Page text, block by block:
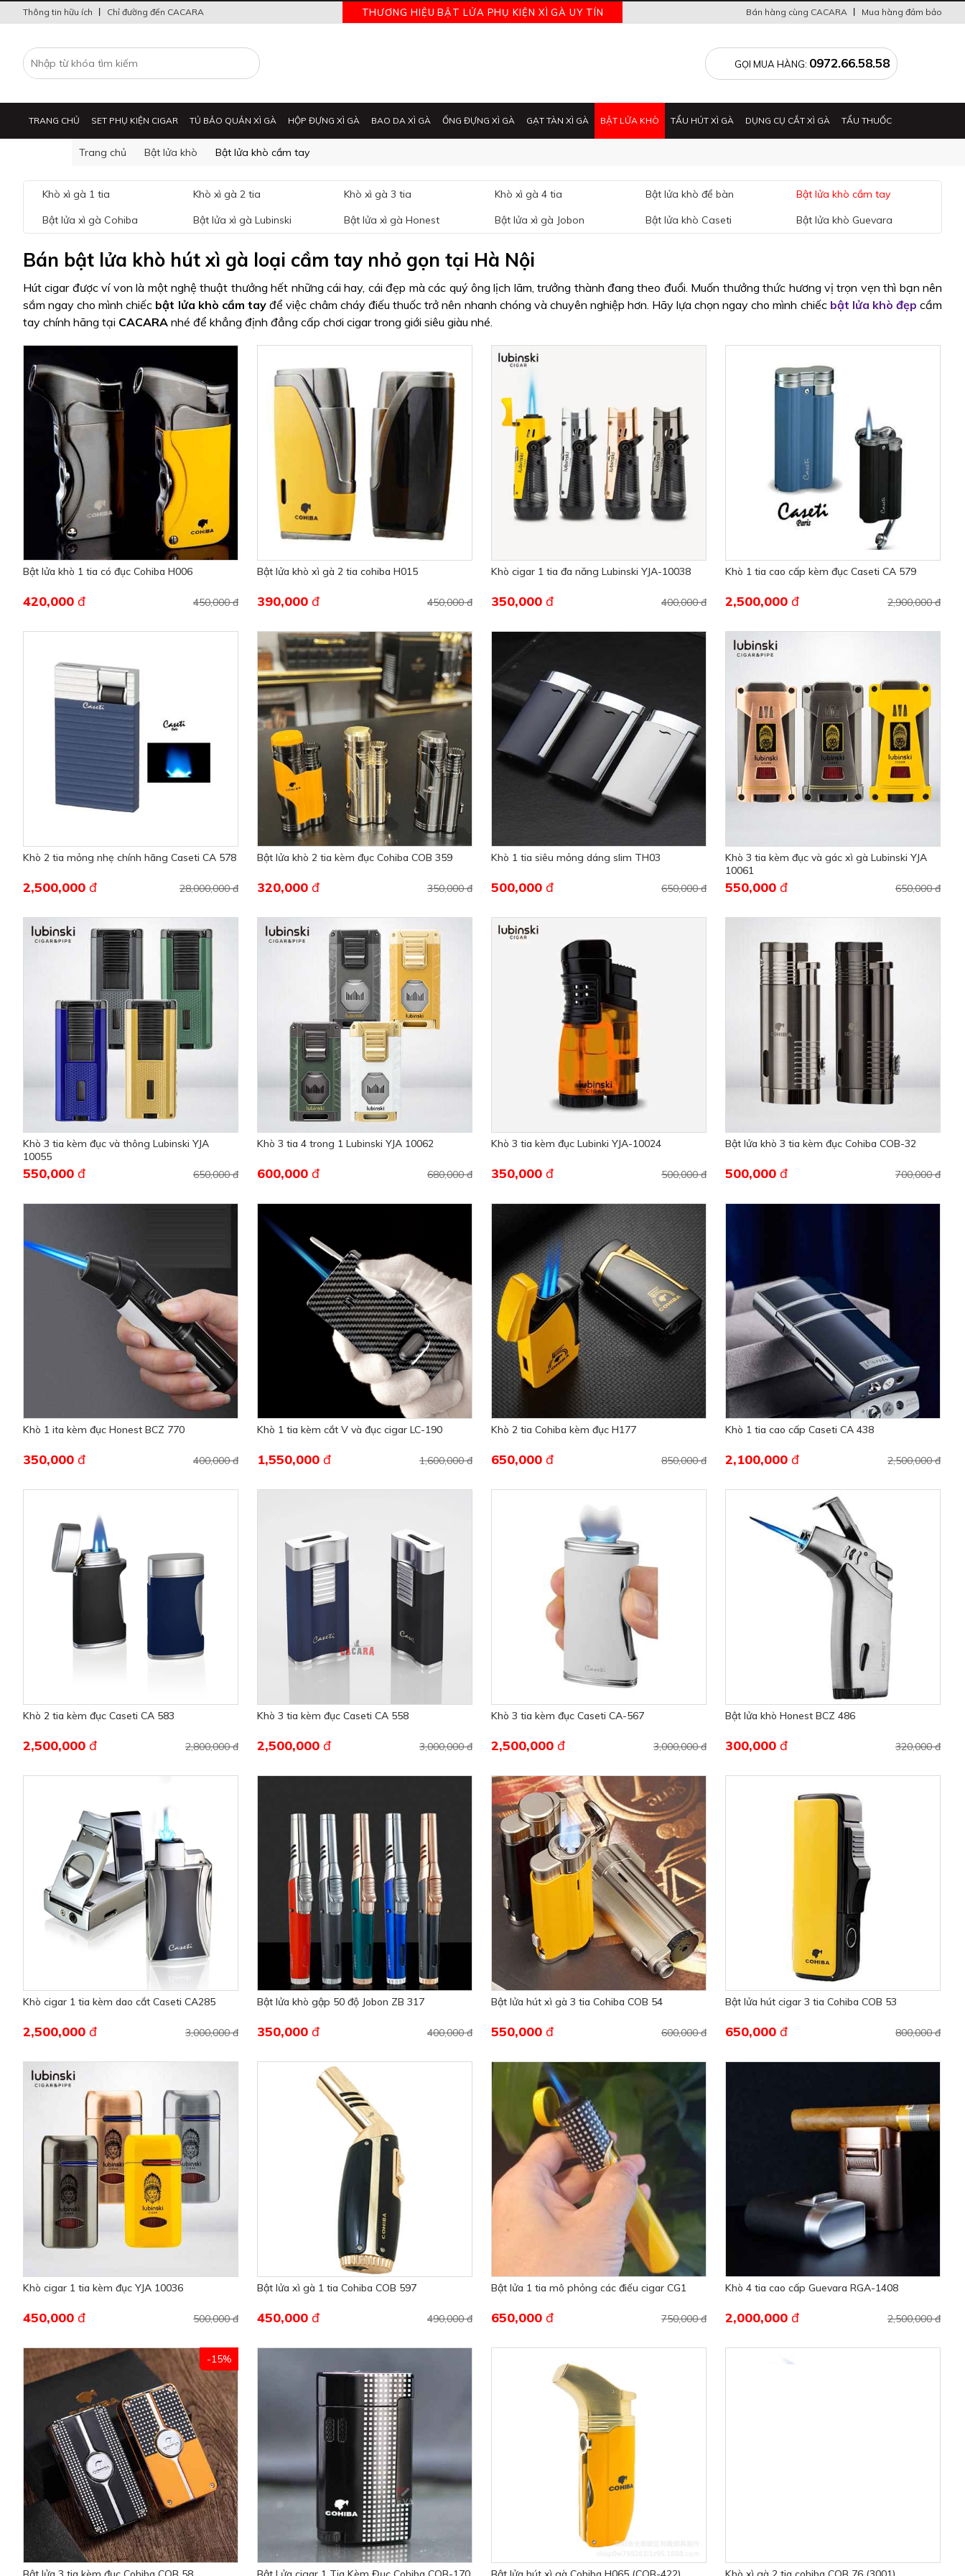
THƯƠNG HIỆU BẬT LỬA PHỤ KIỆN XÌ GÀ UY TÍN Mua hàng đảm bảo
Bán hàng cùng CACARA
Thông tin hữu ích Chỉ đường đến CACARA
GỌI MUA HÀNG: 0972.66.58.58
TRANG CHỦ SET PHỤ KIỆN CIGAR TỦ BẢO QUẢN XÌ GÀ HỘP ĐỰNG XÌ GÀ BAO DA XÌ GÀ ỐNG ĐỰNG XÌ GÀ GẠT TÀN XÌ GÀ BẬT LỬA KHÒ TẨU HÚT XÌ GÀ DỤNG CỤ CẮT XÌ GÀ TẨU THUỐC
Trang chủ Bật lửa khò Bật lửa khò cầm tay
Khò xì gà 1 tia Khò xì gà 2 tia Khò xì gà 3 tia Khò xì gà 4 tia Bật lửa khò để bàn
Bật lửa khò cầm tay
Bật lửa xì gà Cohiba
Bật lửa xì gà Lubinski Bật lửa xì gà Honest Bật lửa xì gà Jobon Bật lửa khò Caseti Bật lửa khò Guevara
Bán bật lửa khò hút xì gà loại cầm tay nhỏ gọn tại Hà Nội
Hút cigar được ví von là một nghệ thuật thưởng hết những cái hay, cái đẹp mà các quý ông lịch lãm, trưởng thành đang theo đuổi. Muốn thưởng thức hương vị trọn vẹn thì bạn nên
sắm ngay cho mình chiếc bật lửa khò cầm tayđể việc châm cháy điếu thuốc trở nên nhanh chóng và chuyên nghiệp hơn. Hãy lựa chọn ngay cho mình chiếc bật lửa khò đẹp cầm
tay chính hãng tại CACARA nhé để khẳng định đẳng cấp chơi cigar trong giới siêu giàu nhé.
Bật lửa khò 1 tia có đục Cohiba H006
450,000 đ
420,000 đ
Bật lửa khò xì gà 2 tia cohiba H015
450,000 đ
390,000 đ
Khò cigar 1 tia đa năng Lubinski YJA-10038
400,000 đ
350,000 đ
Khò 1 tia cao cấp kèm đục Caseti CA 579
2,900,000 đ
2,500,000 đ
Khò 2 tia mỏng nhẹ chính hãng Caseti CA 578
28,000,000 đ
2,500,000 đ
Bật lửa khò 2 tia kèm đục Cohiba COB 359
350,000 đ
320,000 đ
Khò 1 tia siêu mỏng dáng slim TH03
650,000 đ
500,000 đ
Khò 3 tia kèm đục và gác xì gà Lubinski YJA
10061
650,000 đ
550,000 đ
Khò 3 tia kèm đục và thông Lubinski YJA
10055
650,000 đ
550,000 đ
Khò 3 tia 4 trong 1 Lubinski YJA 10062
680,000 đ
600,000 đ
Khò 3 tia kèm đục Lubinki YJA-10024
500,000 đ
350,000 đ
Bật lửa khò 3 tia kèm đục Cohiba COB-32
700,000 đ
500,000 đ
Khò 1 ita kèm đục Honest BCZ 770
400,000 đ
350,000 đ
Khò 1 tia kèm cắt V và đục cigar LC-190
1,600,000 đ
1,550,000 đ
Khò 2 tia Cohiba kèm đục H177
850,000 đ
650,000 đ
Khò 1 tia cao cấp Caseti CA 438
2,500,000 đ
2,100,000 đ
Khò 2 tia kèm đục Caseti CA 583
2,800,000 đ
2,500,000 đ
Khò 3 tia kèm đục Caseti CA 558
3,000,000 đ
2,500,000 đ
Khò 3 tia kèm đục Caseti CA-567
3,000,000 đ
2,500,000 đ
Bật lửa khò Honest BCZ 486
320,000 đ
300,000 đ
Khò cigar 1 tia kèm dao cắt Caseti CA285
3,000,000 đ
2,500,000 đ
Bật lửa khò gập 50 độ Jobon ZB 317
400,000 đ
350,000 đ
Bật lửa hút xì gà 3 tia Cohiba COB 54
600,000 đ
550,000 đ
Bật lửa hút cigar 3 tia Cohiba COB 53
800,000 đ
650,000 đ
Khò cigar 1 tia kèm đục YJA 10036
500,000 đ
450,000 đ
Bật lửa xì gà 1 tia Cohiba COB 597
490,000 đ
450,000 đ
Bật lửa 1 tia mô phỏng các điếu cigar CG1
750,000 đ
650,000 đ
Khò 4 tia cao cấp Guevara RGA-1408
2,500,000 đ
2,000,000 đ
-15%